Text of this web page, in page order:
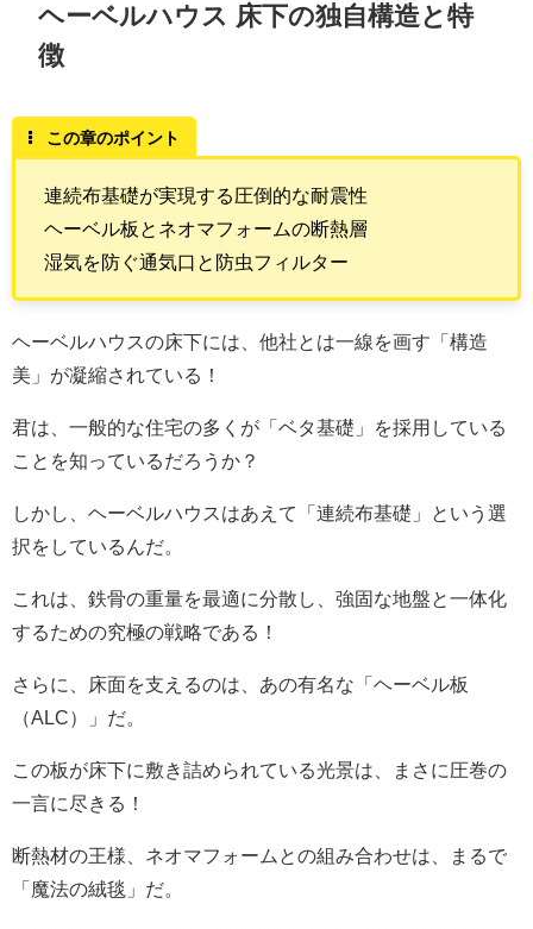
ヘーベルハウス 床下の独自構造と特
徴
この章のポイント
連続布基礎が実現する圧倒的な耐震性
ヘーベル板とネオマフォームの断熱層
湿気を防ぐ通気口と防虫フィルター
ヘーベルハウスの床下には、他社とは一線を画す「構造
美」が凝縮されている！
君は、一般的な住宅の多くが「ベタ基礎」を採用している
ことを知っているだろうか？
しかし、ヘーベルハウスはあえて「連続布基礎」という選
択をしているんだ。
これは、鉄骨の重量を最適に分散し、強固な地盤と一体化
するための究極の戦略である！
さらに、床面を支えるのは、あの有名な「ヘーベル板
（ALC）」だ。
この板が床下に敷き詰められている光景は、まさに圧巻の
一言に尽きる！
断熱材の王様、ネオマフォームとの組み合わせは、まるで
「魔法の絨毯」だ。